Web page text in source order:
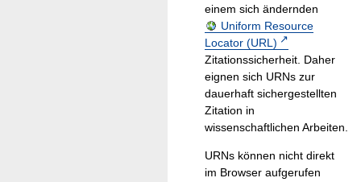
einem sich ändernden
Uniform Resource
Locator (URL)
Zitationssicherheit. Daher
eignen sich URNs zur
dauerhaft sichergestellten
Zitation in
wissenschaftlichen Arbeiten.
URNs können nicht direkt
im Browser aufgerufen